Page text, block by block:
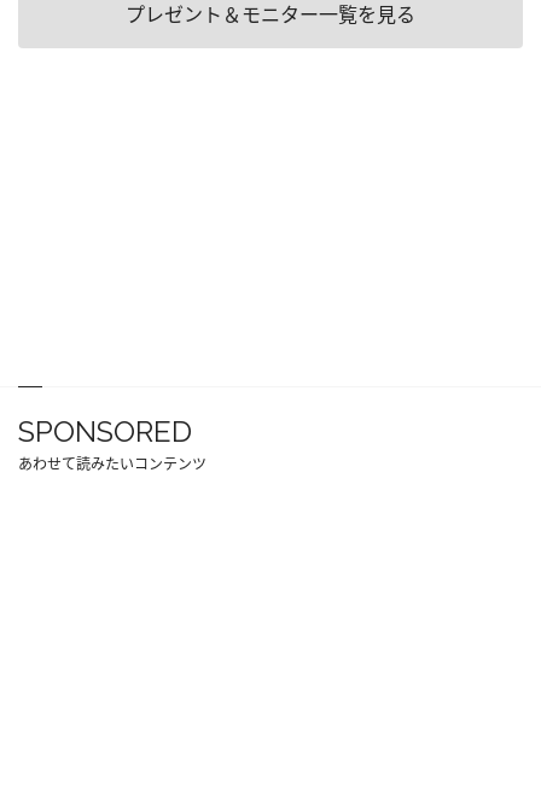
プレゼント＆モニター一覧を見る
SPONSORED
あわせて読みたいコンテンツ